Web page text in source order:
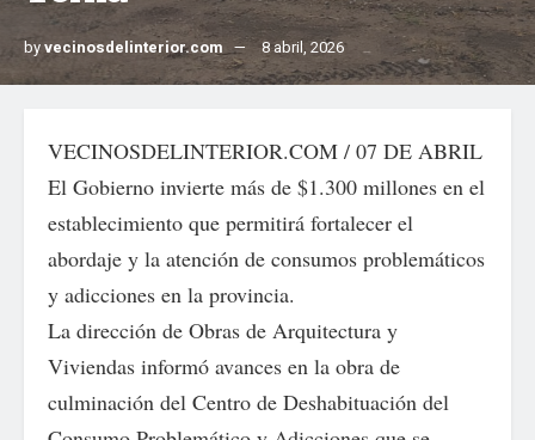
byvecinosdelinterior.com 8 abril, 2026
VECINOSDELINTERIOR.COM / 07 DE ABRIL
El Gobierno invierte más de $1.300 millones en el
establecimiento que permitirá fortalecer el
abordaje y la atención de consumos problemáticos
y adicciones en la provincia.
La dirección de Obras de Arquitectura y
Viviendas informó avances en la obra de
culminación del Centro de Deshabituación del